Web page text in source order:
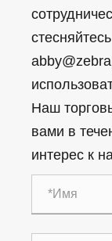
Наш
вами в
интерес к